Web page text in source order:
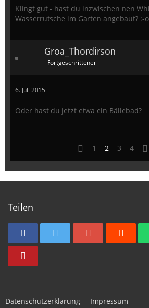
Klingt gut - hast du inzwischen nen
Wasserrutsche im Garten angebaut? :-o
Groa_Thordirson
Fortgeschrittener
6. Juli 2015
Oder hast du jetzt etwa ein Bällebad?
1 2 3 4
Teilen
Datenschutzerklärung Impressum